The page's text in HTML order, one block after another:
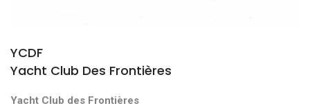
YCDF
Yacht Club Des Frontières
Yacht Club des Frontières